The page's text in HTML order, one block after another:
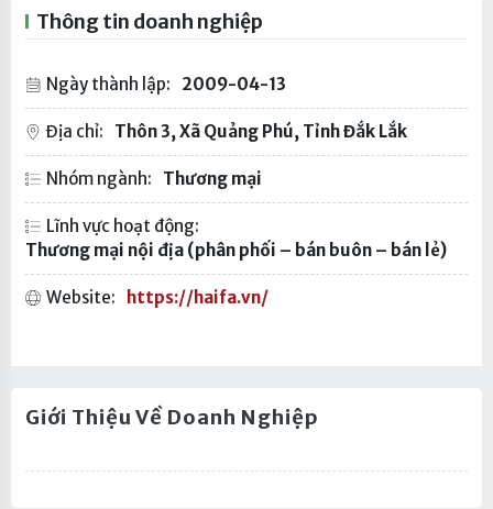
Thông tin doanh nghiệp
Ngày thành lập: 2009-04-13
Địa chỉ: Thôn 3, Xã Quảng Phú, Tỉnh Đắk Lắk
Nhóm ngành: Thương mại
Lĩnh vực hoạt động:
Thương mại nội địa (phân phối – bán buôn – bán lẻ)
Website: https://haifa.vn/
Giới Thiệu Về Doanh Nghiệp